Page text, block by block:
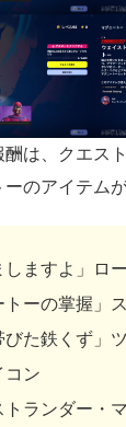
酬は、クエス
のアイテム
しますよ」ロ
トーの掌握」
びた鉄くず」
コン
トランダー・